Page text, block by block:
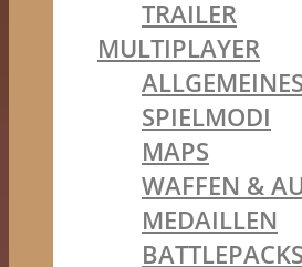
TRAILER
MULTIPLAYER
ALLGEMEINES
SPIELMODI
MAPS
WAFFEN &
MEDAILLEN
BATTLEPACKS